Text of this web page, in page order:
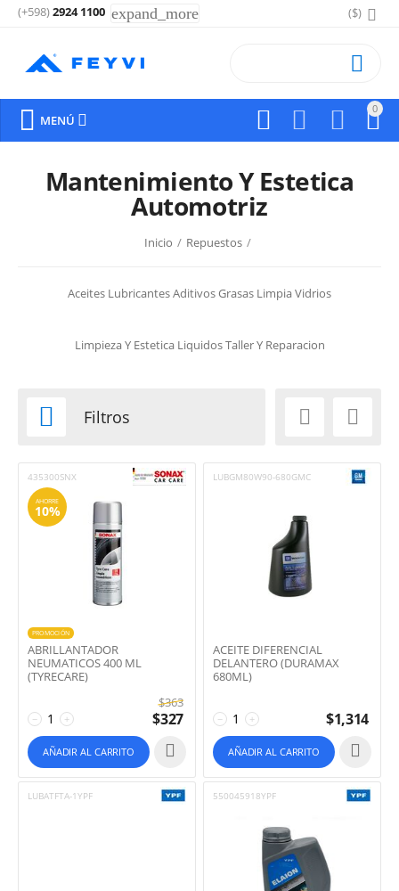
($)
(+598)2924 1100 expand_more
0

 


 MENÚ 
Mantenimiento Y Estetica
Automotriz
Inicio / Repuestos /
Aceites LubricantesAditivosGrasas Limpia Vidrios
Limpieza Y Estetica LiquidosTaller Y Reparacion
 Filtros  
435300SNX
AHORRE
10%
PROMOCIÓN
ABRILLANTADOR
NEUMATICOS 400 ML
(TYRECARE)
+
−
$363
$327
AÑADIR AL CARRITO
LUBGM80W90-680GMC
ACEITE DIFERENCIAL
DELANTERO (DURAMAX
680ML)
+
− $1,314
AÑADIR AL CARRITO
LUBATFTA-1YPF 550045918YPF